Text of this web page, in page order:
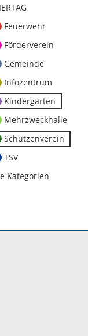
Feuerwehr
Förderverein
Gemeinde
Infozentrum
Kindergärten
Mehrzweckhalle
Schützenverein
TSV
Kategorien